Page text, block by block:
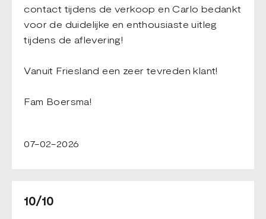
contact tijdens de verkoop en Carlo bedankt
voor de duidelijke en enthousiaste uitleg
tijdens de aflevering!
Vanuit Friesland een zeer tevreden klant!
Fam Boersma!
07-02-2026
10/10